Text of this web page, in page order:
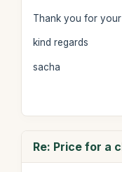
Thank you for
kind regards
sacha
Re: Price for a